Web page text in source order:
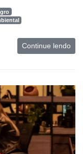
Continue lendo